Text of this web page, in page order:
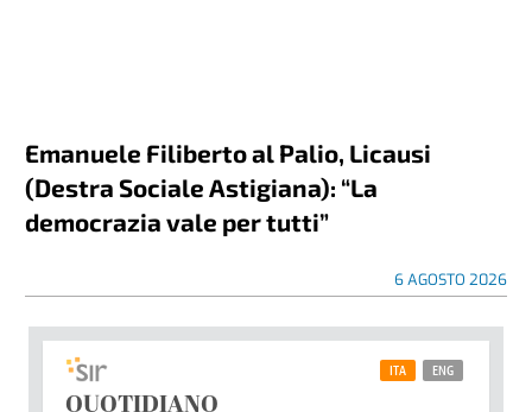
Emanuele Filiberto al Palio, Licausi
(Destra Sociale Astigiana): “La
democrazia vale per tutti”
6 AGOSTO 2026